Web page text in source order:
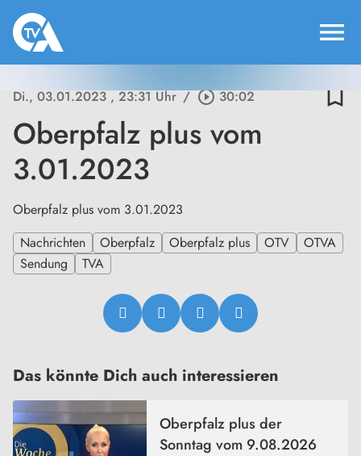
menu
Di., 03.01.2023, 23:31 Uhr / play_circle_outline30:02 bookmark_border
Oberpfalz plus vom
3.01.2023
Oberpfalz plus vom 3.01.2023
Nachrichten
Oberpfalz Oberpfalz plus OTV
OTVA
Sendung
TVA
Das könnte Dich auch interessieren
Oberpfalz plus der
Sonntag vom 9.08.2026